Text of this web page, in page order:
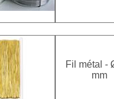
Fil métal -
mm